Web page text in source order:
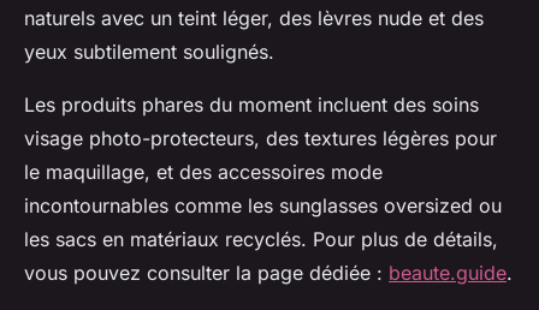
naturels avec un teint léger, des lèvres nude et des
yeux subtilement soulignés.
Les produits phares du moment incluent des soins
visage photo-protecteurs, des textures légères pour
le maquillage, et des accessoires mode
incontournables comme les sunglasses oversized ou
les sacs en matériaux recyclés. Pour plus de détails,
vous pouvez consulter la page dédiée : beaute.guide.